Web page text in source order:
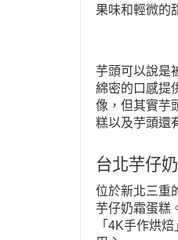
果味和輕微的
芋頭可以說是
綿密的口感提
像，但其實芋
糕以及芋頭還
台北芋仔
位於新北三重
芋仔奶霜蛋糕
「4K手作烘